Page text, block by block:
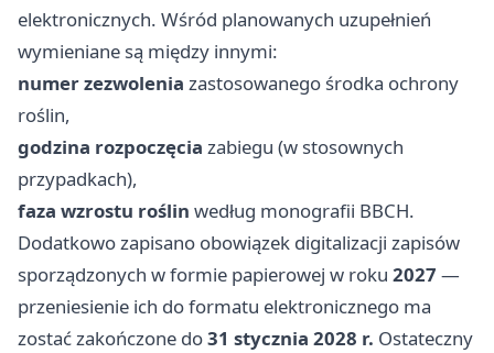
elektronicznych. Wśród planowanych uzupełnień
wymieniane są między innymi:
numer zezwolenia zastosowanego środka ochrony
roślin,
godzina rozpoczęcia zabiegu (w stosownych
przypadkach),
faza wzrostu roślin według monografii BBCH.
Dodatkowo zapisano obowiązek digitalizacji zapisów
sporządzonych w formie papierowej w roku 2027 —
przeniesienie ich do formatu elektronicznego ma
zostać zakończone do31 stycznia 2028 r. Ostateczny